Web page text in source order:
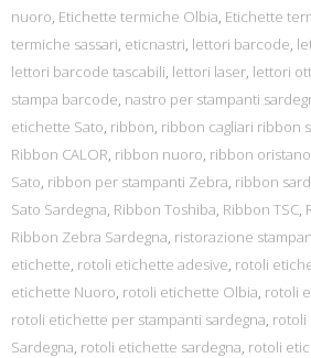
nuoro, Etichette termiche Olbia, Etichette
termiche sassari, eticnastri, lettori barcode,
lettori barcode tascabili, lettori laser, lettori
stampa barcode, nastro per stampanti
etichette Sato, ribbon, ribbon cagliari ribbon
Ribbon CALOR, ribbon nuoro, ribbon oristano
Sato, ribbon per stampanti Zebra, ribbon
Sato Sardegna, Ribbon Toshiba, Ribbon TSC,
Ribbon Zebra Sardegna, ristorazione
etichette, rotoli etichette adesive, rotoli
etichette Nuoro, rotoli etichette Olbia, rotoli
rotoli etichette per stampanti sardegna, rotoli
Sardegna, rotoli etichette sardegna, rotoli